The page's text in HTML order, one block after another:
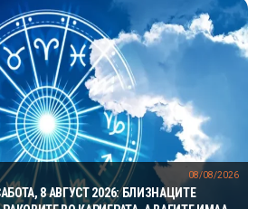
8 АВГУСТ 2026: БЛИЗНАЦИТЕ
08/08/2026